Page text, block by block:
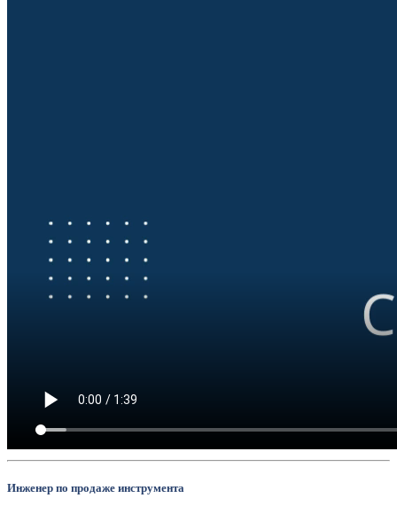
Инженер по продаже инструмента